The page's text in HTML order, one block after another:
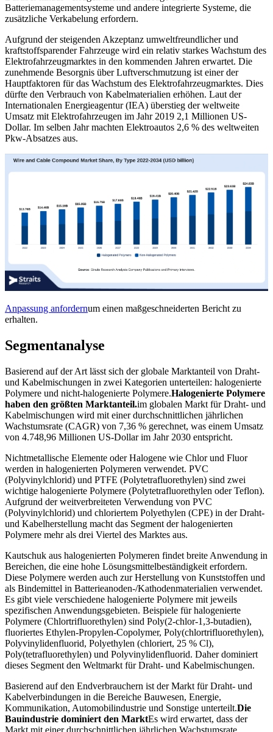
Batteriemanagementsysteme und andere integrierte Systeme, die
zusätzliche Verkabelung erfordern.
Aufgrund der steigenden Akzeptanz umweltfreundlicher und
kraftstoffsparender Fahrzeuge wird ein relativ starkes Wachstum des
Elektrofahrzeugmarktes in den kommenden Jahren erwartet. Die
zunehmende Besorgnis über Luftverschmutzung ist einer der
Hauptfaktoren für das Wachstum des Elektrofahrzeugmarktes. Dies
dürfte den Verbrauch von Kabelmaterialien erhöhen. Laut der
Internationalen Energieagentur (IEA) überstieg der weltweite
Umsatz mit Elektrofahrzeugen im Jahr 2019 2,1 Millionen US-
Dollar. Im selben Jahr machten Elektroautos 2,6 % des weltweiten
Pkw-Absatzes aus.
Anpassung anfordernum einen maßgeschneiderten Bericht zu
erhalten.
Segmentanalyse
Basierend auf der Art lässt sich der globale Marktanteil von Draht-
und Kabelmischungen in zwei Kategorien unterteilen: halogenierte
Polymere und nicht-halogenierte Polymere.Halogenierte Polymere
haben den größten Marktanteil.im globalen Markt für Draht- und
Kabelmischungen wird mit einer durchschnittlichen jährlichen
Wachstumsrate (CAGR) von 7,36 % gerechnet, was einem Umsatz
von 4.748,96 Millionen US-Dollar im Jahr 2030 entspricht.
Nichtmetallische Elemente oder Halogene wie Chlor und Fluor
werden in halogenierten Polymeren verwendet. PVC
(Polyvinylchlorid) und PTFE (Polytetrafluorethylen) sind zwei
wichtige halogenierte Polymere (Polytetrafluorethylen oder Teflon).
Aufgrund der weitverbreiteten Verwendung von PVC
(Polyvinylchlorid) und chloriertem Polyethylen (CPE) in der Draht-
und Kabelherstellung macht das Segment der halogenierten
Polymere mehr als drei Viertel des Marktes aus.
Kautschuk aus halogenierten Polymeren findet breite Anwendung in
Bereichen, die eine hohe Lösungsmittelbeständigkeit erfordern.
Diese Polymere werden auch zur Herstellung von Kunststoffen und
als Bindemittel in Batterieanoden-/Kathodenmaterialien verwendet.
Es gibt viele verschiedene halogenierte Polymere mit jeweils
spezifischen Anwendungsgebieten. Beispiele für halogenierte
Polymere (Chlortrifluorethylen) sind Poly(2-chlor-1,3-butadien),
fluoriertes Ethylen-Propylen-Copolymer, Poly(chlortrifluorethylen),
Polyvinylidenfluorid, Polyethylen (chloriert, 25 % Cl),
Poly(tetrafluorethylen) und Polyvinylidenfluorid. Daher dominiert
dieses Segment den Weltmarkt für Draht- und Kabelmischungen.
Basierend auf den Endverbrauchern ist der Markt für Draht- und
Kabelverbindungen in die Bereiche Bauwesen, Energie,
Kommunikation, Automobilindustrie und Sonstige unterteilt.Die
Bauindustrie dominiert den MarktEs wird erwartet, dass der
Markt mit einer durchschnittlichen jährlichen Wachstumsrate